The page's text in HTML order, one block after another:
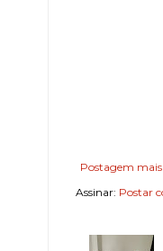
Postagem
Assinar: Postar